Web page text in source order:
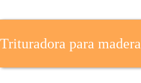
Trituradora para